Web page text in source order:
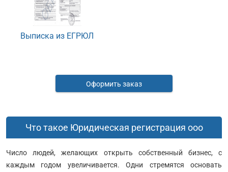
Выписка из ЕГРЮЛ
Оформить заказ
Что такое Юридическая регистрация ооо
Число людей, желающих открыть собственный бизнес, с
каждым годом увеличивается. Одни стремятся основать